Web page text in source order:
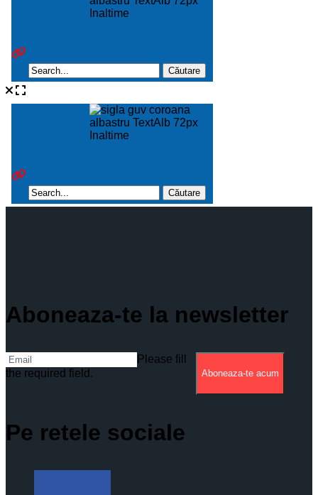
Aboneaza-te la newsletter
Please fill
the required field.
Aboneaza-te acum
Pe retele sociale